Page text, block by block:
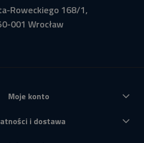
Roweckiego 168/1,
001 Wrocław
Moje konto
i dostawa